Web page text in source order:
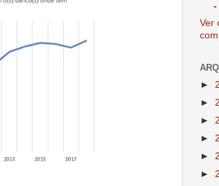
-
Ver
►
►
►
►
►
►